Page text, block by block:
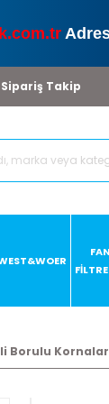
Sipariş Takip
FAN
Borulu Kornalar